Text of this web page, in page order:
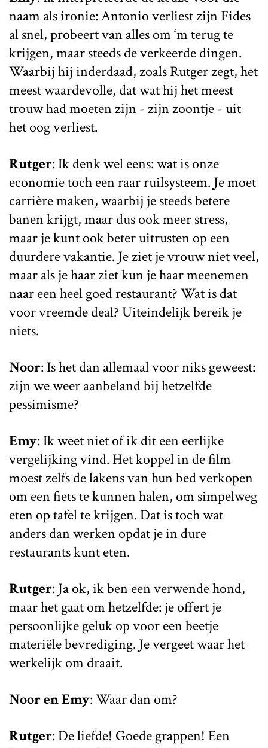
naam als ironie: Antonio verliest zijn Fides
al snel, probeert van alles om ‘m terug te
krijgen, maar steeds de verkeerde dingen.
Waarbij hij inderdaad, zoals Rutger zegt, het
meest waardevolle, dat wat hij het meest
trouw had moeten zijn - zijn zoontje - uit
het oog verliest.
Rutger: Ik denk wel eens: wat is onze
economie toch een raar ruilsysteem. Je moet
carrière maken, waarbij je steeds betere
banen krijgt, maar dus ook meer stress,
maar je kunt ook beter uitrusten op een
duurdere vakantie. Je ziet je vrouw niet veel,
maar als je haar ziet kun je haar meenemen
naar een heel goed restaurant? Wat is dat
voor vreemde deal? Uiteindelijk bereik je
niets.
Noor: Is het dan allemaal voor niks geweest:
zijn we weer aanbeland bij hetzelfde
pessimisme?
Emy: Ik weet niet of ik dit een eerlijke
vergelijking vind. Het koppel in de film
moest zelfs de lakens van hun bed verkopen
om een fiets te kunnen halen, om simpelweg
eten op tafel te krijgen. Dat is toch wat
anders dan werken opdat je in dure
restaurants kunt eten.
Rutger: Ja ok, ik ben een verwende hond,
maar het gaat om hetzelfde: je offert je
persoonlijke geluk op voor een beetje
materiële bevrediging. Je vergeet waar het
werkelijk om draait.
Noor en Emy: Waar dan om?
Rutger: De liefde! Goede grappen! Een